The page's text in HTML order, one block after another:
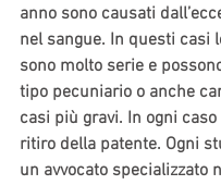
anno sono causati
nel sangue. In questi casi
sono molto serie e
tipo pecuniario o anche
casi più gravi. In ogni
ritiro della patente. Ogni
un avvocato specializzato